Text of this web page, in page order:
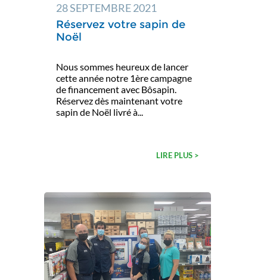
28 SEPTEMBRE 2021
Réservez votre sapin de
Noël
Nous sommes heureux de lancer
cette année notre 1ère campagne
de financement avec Bôsapin.
Réservez dès maintenant votre
sapin de Noël livré à...
LIRE PLUS >